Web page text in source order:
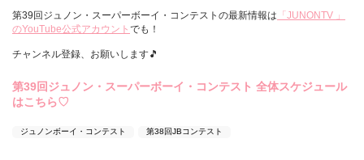
第39回ジュノン・スーパーボーイ・コンテストの最新情報は 「JUNONTV 」
のYouTube公式アカウント でも！
チャンネル登録、お願いします🎵
第39回ジュノン・スーパーボーイ・コンテスト 全体スケジュール
はこちら♡
ジュノンボーイ・コンテスト 第38回JBコンテスト